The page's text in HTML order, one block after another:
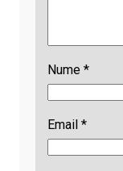
Nume *
Email *